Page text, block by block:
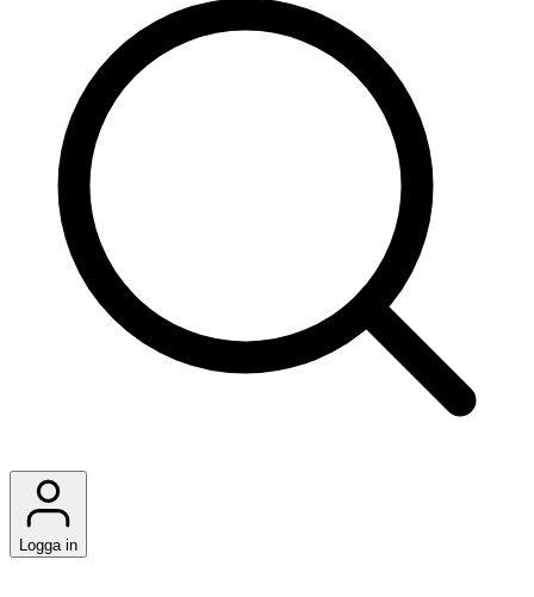
Logga in